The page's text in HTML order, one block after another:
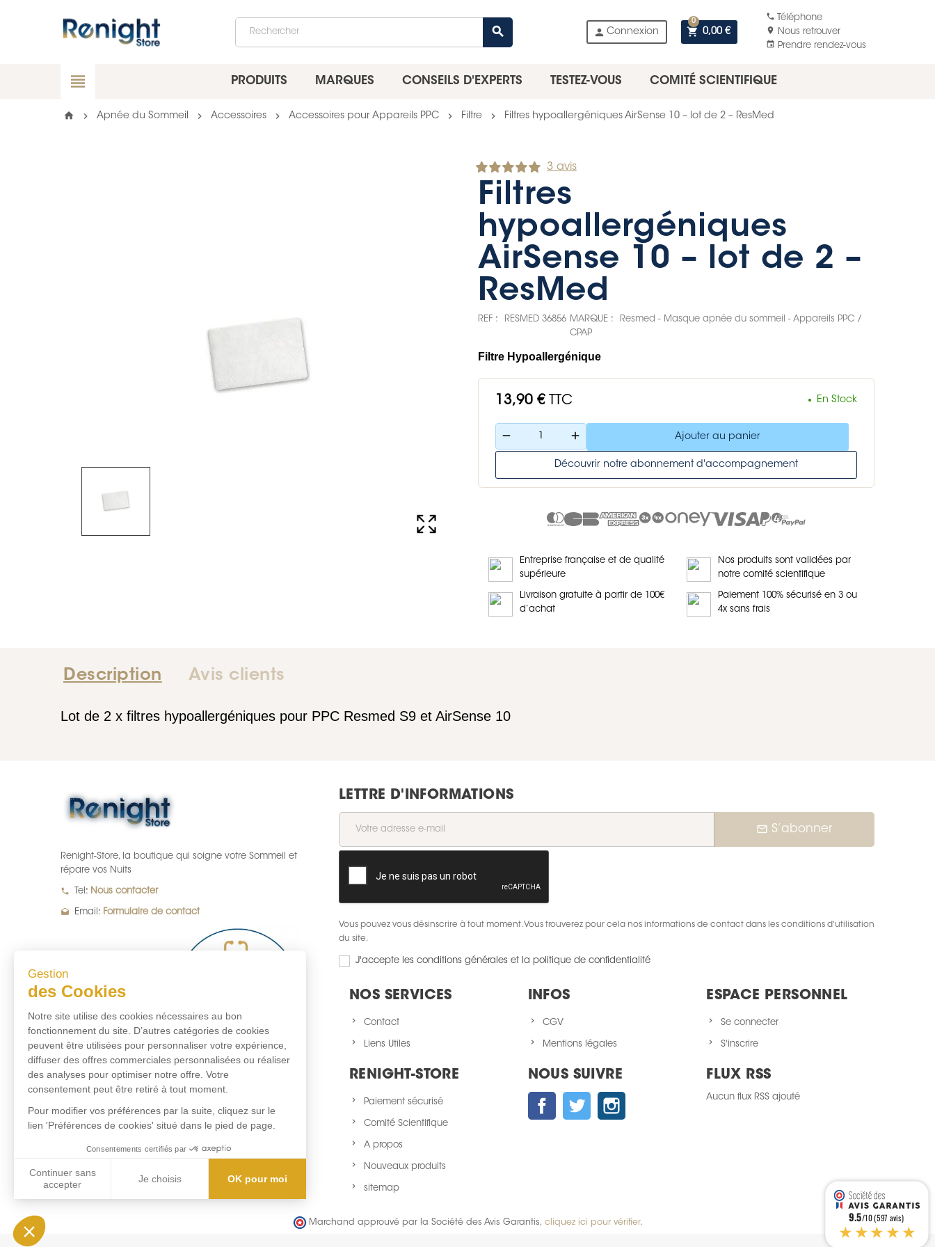
Gestion
des Cookies
Notre site utilise des cookies nécessaires au bon
fonctionnement du site. D’autres catégories de cookies
peuvent être utilisées pour personnaliser votre expérience,
diffuser des offres commerciales personnalisées ou réaliser
des analyses pour optimiser notre offre. Votre
consentement peut être retiré à tout moment.
Pour modifier vos préférences par la suite, cliquez sur le
lien 'Préférences de cookies' situé dans le pied de page.
Consentements certifiés par
Continuer sans
accepter
Je choisis OK pour moi
Notre plateforme vous permet d'adapter et de gérer vos paramètres de confidentialité, en garantissant la conformité avec les réglementations. Personnalisez vos préférences pour contrôler la manière dont vos informations sont
search person Connexion shopping_cart 0,00 €
0
phone Téléphone
location_on
Nous retrouver
event
Prendre rendez-vous
view_headline PRODUITS MARQUES CONSEILS D'EXPERTS TESTEZ-VOUS COMITÉ SCIENTIFIQUE
home chevron_right Apnée du Sommeil chevron_right Accessoires chevron_right Accessoires pour Appareils PPC chevron_right Filtre chevron_right Filtres hypoallergéniques AirSense 10 – lot de 2 – ResMed
3 avis
Filtres
hypoallergéniques
AirSense 10 – lot de 2 –
ResMed
REF : RESMED 36856 MARQUE :
Resmed - Masque apnée du sommeil - Appareils PPC /
CPAP
Filtre Hypoallergénique
13,90 € TTC En Stock
remove add Ajouter au panier
Découvrir notre abonnement d'accompagnement
Entreprise française et de qualité
supérieure
Nos produits sont validées par
notre comité scientifique
Livraison gratuite à partir de 100€
d’achat
Paiement 100% sécurisé en 3 ou
4x sans frais
Description Avis clients
Lot de 2 x filtres hypoallergéniques pour PPC Resmed S9 et AirSense 10
Renight-Store, la boutique qui soigne votre Sommeil et
répare vos Nuits
local_phone Tel: Nous contacter
drafts Email: Formulaire de contact
LETTRE D'INFORMATIONS
mail_outline S’abonner
Vous pouvez vous désinscrire à tout moment. Vous trouverez pour cela nos informations de contact dans les conditions d'utilisation
du site.
J'accepte les conditions générales et la politique de confidentialité
NOS SERVICES
Contact
Liens Utiles
INFOS
CGV
Mentions légales
ESPACE PERSONNEL
Se connecter
S'inscrire
RENIGHT-STORE
Paiement sécurisé
Comité Scientifique
A propos
Nouveaux produits
sitemap
NOUS SUIVRE
FacebookTwitter
FLUX RSS
Aucun flux RSS ajouté
Marchand approuvé par la Société des Avis Garantis, cliquez ici pour vérifier. 9.5/10 (597 avis)
★★★★★